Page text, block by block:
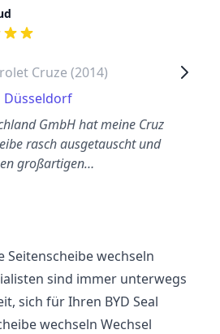
stars
Cruze (2014)
Düsseldorf
GmbH hat meine Cruz
rasch ausgetauscht und
großartigen…
Seitenscheibe wechseln
sind immer unterwegs
sich für Ihren BYD Seal
wechseln Wechsel